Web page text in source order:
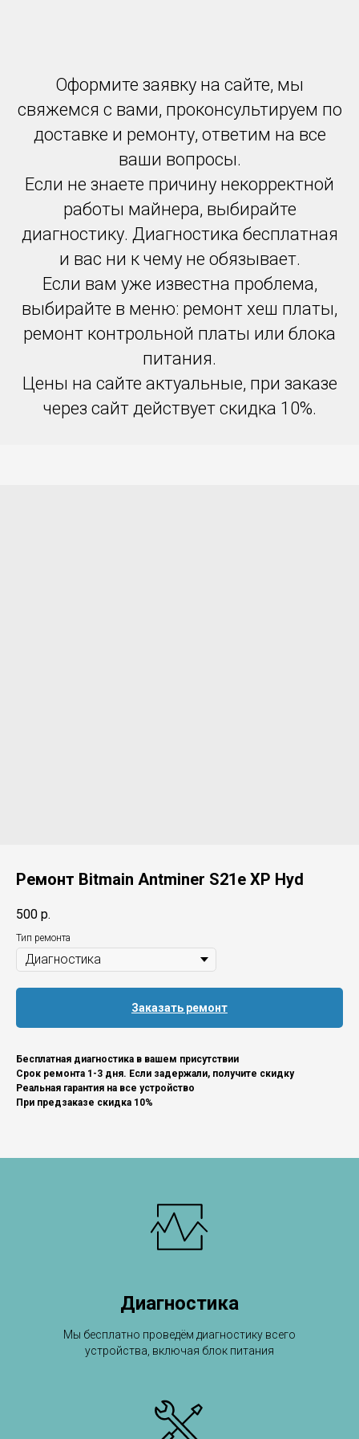
Оформите заявку на сайте, мы
свяжемся с вами, проконсультируем по
доставке и ремонту, ответим на все
ваши вопросы.
Если не знаете причину некорректной
работы майнера, выбирайте
диагностику. Диагностика бесплатная
и вас ни к чему не обязывает.
Если вам уже известна проблема,
выбирайте в меню: ремонт хеш платы,
ремонт контрольной платы или блока
питания.
Цены на сайте актуальные, при заказе
через сайт действует скидка 10%.
Ремонт Bitmain Antminer S21e XP Hyd
500 р.
Тип ремонта
Заказать ремонт
Бесплатная диагностика в вашем присутствии
Срок ремонта 1-3 дня. Если задержали, получите скидку
Реальная гарантия на все устройство
При предзаказе скидка 10%
Диагностика
Мы бесплатно проведём диагностику всего
устройства, включая блок питания